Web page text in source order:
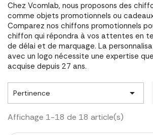
Chez Vcomlab, nous proposons des
comme objets promotionnels ou
Comparez nos chiffons promotionnels
chiffon qui répondra à vos attentes en
de délai et de marquage. La
avec un logo nécessite une expertise
acquise depuis 27 ans.
Pertinence 
Affichage 1-18 de 18 article(s)